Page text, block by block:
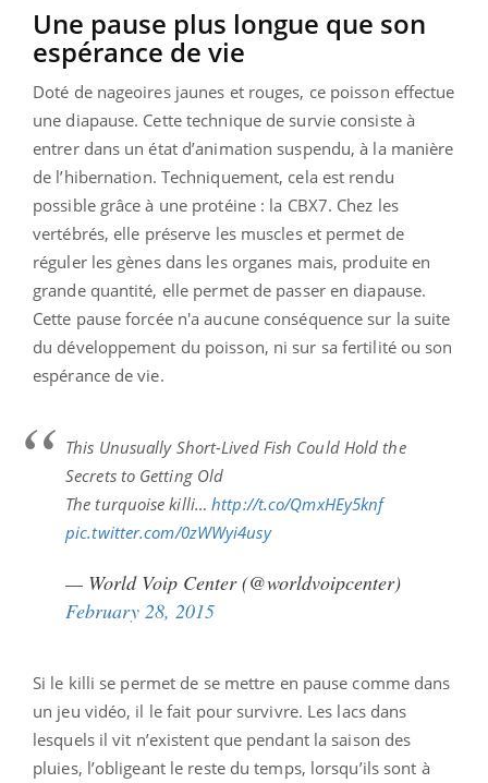
Une pause plus longue que son
espérance de vie
Doté de nageoires jaunes et rouges, ce poisson effectue
une diapause. Cette technique de survie consiste à
entrer dans un état d’animation suspendu, à la manière
de l’hibernation. Techniquement, cela est rendu
possible grâce à une protéine : la CBX7. Chez les
vertébrés, elle préserve les muscles et permet de
réguler les gènes dans les organes mais, produite en
grande quantité, elle permet de passer en diapause.
Cette pause forcée n'a aucune conséquence sur la suite
du développement du poisson, ni sur sa fertilité ou son
espérance de vie.
This Unusually Short-Lived Fish Could Hold the
Secrets to Getting Old
The turquoise killi…http://t.co/QmxHEy5knf
pic.twitter.com/0zWWyi4usy
— World Voip Center (@worldvoipcenter)
February 28, 2015
Si le killi se permet de se mettre en pause comme dans
un jeu vidéo, il le fait pour survivre. Les lacs dans
lesquels il vit n’existent que pendant la saison des
pluies, l’obligeant le reste du temps, lorsqu’ils sont à